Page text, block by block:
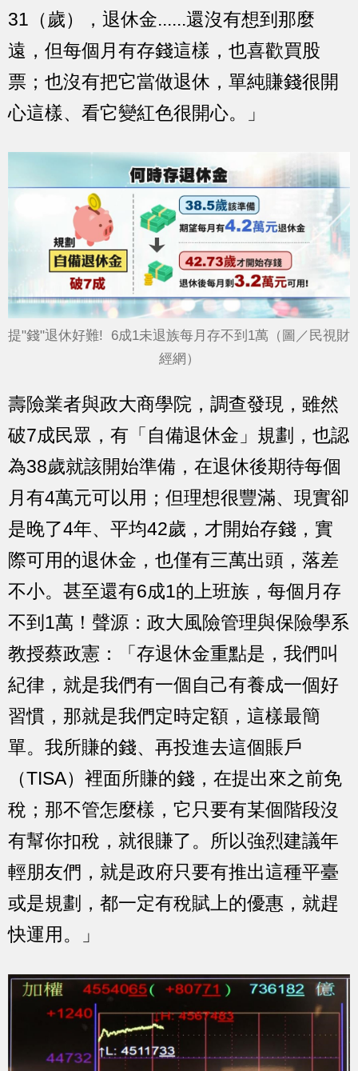
31（歲），退休金......還沒有想到那麼
遠，但每個月有存錢這樣，也喜歡買股
票；也沒有把它當做退休，單純賺錢很開
心這樣、看它變紅色很開心。」
提"錢"退休好難! 6成1未退族每月存不到1萬（圖／民視財
經網）
壽險業者與政大商學院，調查發現，雖然
破7成民眾，有「自備退休金」規劃，也認
為38歲就該開始準備，在退休後期待每個
月有4萬元可以用；但理想很豐滿、現實卻
是晚了4年、平均42歲，才開始存錢，實
際可用的退休金，也僅有三萬出頭，落差
不小。甚至還有6成1的上班族，每個月存
不到1萬！聲源：政大風險管理與保險學系
教授蔡政憲：「存退休金重點是，我們叫
紀律，就是我們有一個自己有養成一個好
習慣，那就是我們定時定額，這樣最簡
單。我所賺的錢、再投進去這個賬戶
（TISA）裡面所賺的錢，在提出來之前免
稅；那不管怎麼樣，它只要有某個階段沒
有幫你扣稅，就很賺了。所以強烈建議年
輕朋友們，就是政府只要有推出這種平臺
或是規劃，都一定有稅賦上的優惠，就趕
快運用。」